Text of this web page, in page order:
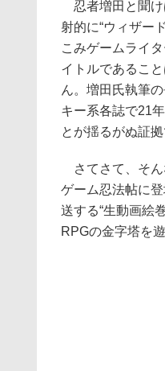
忍者増田と聞け
射的に“ウィザー
こみゲームライ
イトルであるこ
ん。増田氏執筆
キー系各誌で21
とが揺るがぬ証拠
さてさて、そん
ゲーム忍法帖に
送する“生動画絵
RPGの金字塔を